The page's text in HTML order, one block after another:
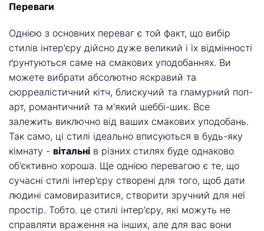
Переваги
Однією з основних переваг є той факт, що вибір
стилів інтер'єру дійсно дуже великий і їх відмінності
ґрунтуються саме на смакових уподобаннях. Ви
можете вибрати абсолютно яскравий та
сюрреалістичний кітч, блискучий та гламурний поп-
арт, романтичний та м'який шеббі-шик. Все
залежить виключно від ваших смакових уподобань.
Так само, ці стилі ідеально вписуються в будь-яку
кімнату - вітальні в різних стилях буде однаково
об'єктивно хороша. Ще однією перевагою є те, що
сучасні стилі інтер'єру створені для того, щоб дати
людині самовиразитися, створити зручний для неї
простір. Тобто. це стилі інтер'єру, які можуть не
справляти враження на інших, але для вас вони